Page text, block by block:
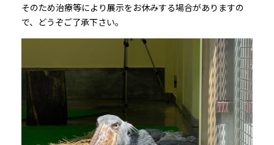
そのため治療等により展示をお休みする場合がありますの
で、どうぞご了承下さい。